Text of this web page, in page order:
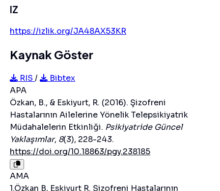
IZ
https://izlik.org/JA48AX53KR
Kaynak Göster
RIS /
Bibtex
APA
Özkan, B., & Eskiyurt, R. (2016). Şizofreni
Hastalarının Ailelerine Yönelik Telepsikiyatrik
Müdahalelerin Etkinliği. Psikiyatride Güncel
Yaklaşımlar, 8(3), 228-243.
https://doi.org/10.18863/pgy.238185
AMA
1.Özkan B, Eskiyurt R. Şizofreni Hastalarının